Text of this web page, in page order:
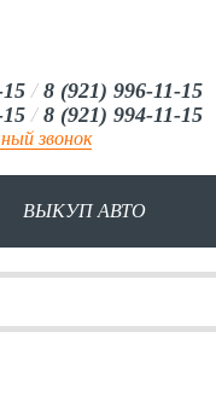
/ 8 (921) 996-11-15
/ 8 (921) 994-11-15
звонок
ВЫКУП АВТО